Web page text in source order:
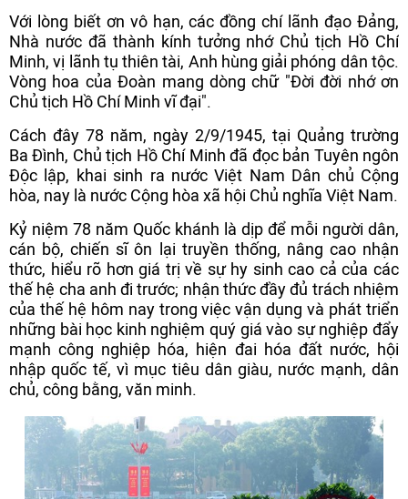
Với lòng biết ơn vô hạn, các đồng chí lãnh đạo Đảng,
Nhà nước đã thành kính tưởng nhớ Chủ tịch Hồ Chí
Minh, vị lãnh tụ thiên tài, Anh hùng giải phóng dân tộc.
Vòng hoa của Đoàn mang dòng chữ "Đời đời nhớ ơn
Chủ tịch Hồ Chí Minh vĩ đại".
Cách đây 78 năm, ngày 2/9/1945, tại Quảng trường
Ba Đình, Chủ tịch Hồ Chí Minh đã đọc bản Tuyên ngôn
Độc lập, khai sinh ra nước Việt Nam Dân chủ Cộng
hòa, nay là nước Cộng hòa xã hội Chủ nghĩa Việt Nam.
Kỷ niệm 78 năm Quốc khánh là dịp để mỗi người dân,
cán bộ, chiến sĩ ôn lại truyền thống, nâng cao nhận
thức, hiểu rõ hơn giá trị về sự hy sinh cao cả của các
thế hệ cha anh đi trước; nhận thức đầy đủ trách nhiệm
của thế hệ hôm nay trong việc vận dụng và phát triển
những bài học kinh nghiệm quý giá vào sự nghiệp đẩy
mạnh công nghiệp hóa, hiện đai hóa đất nước, hội
nhập quốc tế, vì mục tiêu dân giàu, nước mạnh, dân
chủ, công bằng, văn minh.